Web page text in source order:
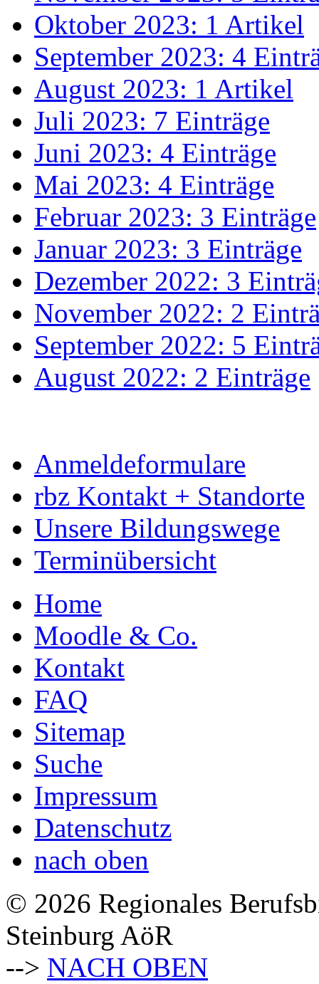
Oktober 2023: 1 Artikel
September 2023: 4
August 2023: 1 Artikel
Juli 2023: 7 Einträge
Juni 2023: 4 Einträge
Mai 2023: 4 Einträge
Februar 2023: 3 Einträge
Januar 2023: 3 Einträge
Dezember 2022: 3
November 2022: 2
September 2022: 5
August 2022: 2 Einträge
Anmeldeformulare
rbz Kontakt + Standorte
Unsere Bildungswege
Terminübersicht
Home
Moodle & Co.
Kontakt
FAQ
Sitemap
Suche
Impressum
Datenschutz
nach oben
© 2026 Regionales
Steinburg AöR
--> NACH OBEN